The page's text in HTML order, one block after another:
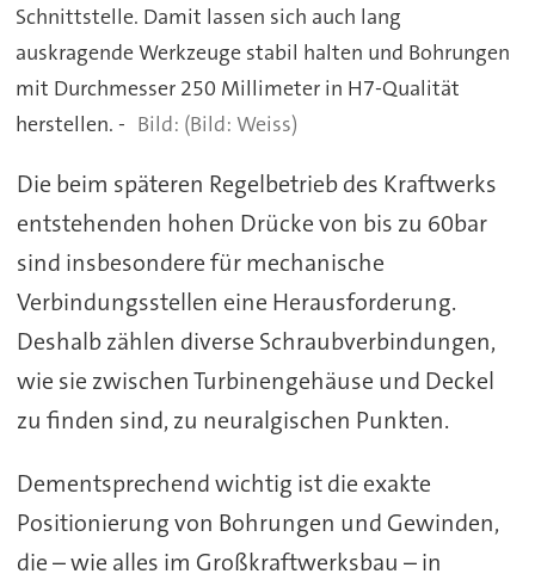
Schnittstelle. Damit lassen sich auch lang
auskragende Werkzeuge stabil halten und Bohrungen
mit Durchmesser 250 Millimeter in H7-Qualität
herstellen. -
(Bild: Weiss)
Die beim späteren Regelbetrieb des Kraftwerks
entstehenden hohen Drücke von bis zu 60bar
sind insbesondere für mechanische
Verbindungsstellen eine Herausforderung.
Deshalb zählen diverse Schraubverbindungen,
wie sie zwischen Turbinengehäuse und Deckel
zu finden sind, zu neuralgischen Punkten.
Dementsprechend wichtig ist die exakte
Positionierung von Bohrungen und Gewinden,
die – wie alles im Großkraftwerksbau – in